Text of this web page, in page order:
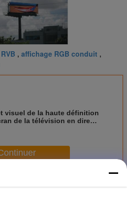
, affichage RGB conduit ,
visuel de la haute définition
de la télévision en direct